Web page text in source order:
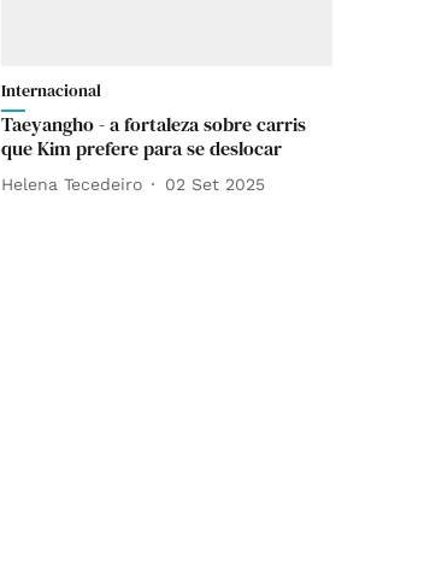
Internacional
Taeyangho - a fortaleza sobre carris
que Kim prefere para se deslocar
Helena Tecedeiro 02 Set 2025